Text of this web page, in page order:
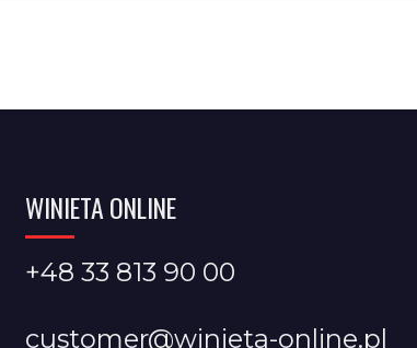
WINIETA ONLINE
+48 33 813 90 00
customer@winieta-online.pl